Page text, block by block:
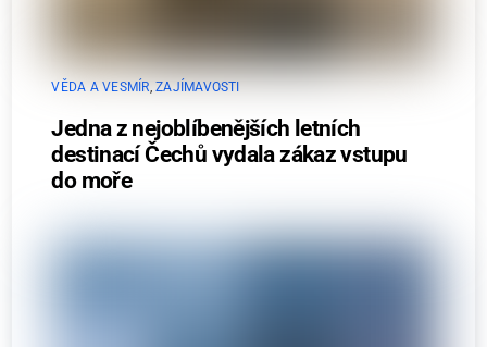
VĚDA A VESMÍR,ZAJÍMAVOSTI
Jedna z nejoblíbenějších letních
destinací Čechů vydala zákaz vstupu
do moře